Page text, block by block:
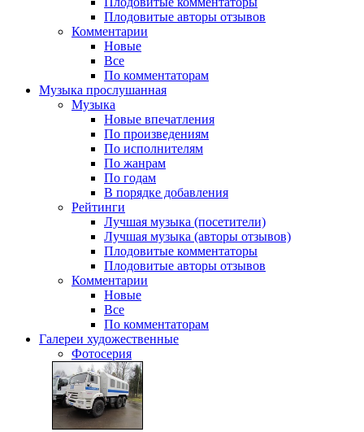
Плодовитые авторы отзывов
Комментарии
Новые
Все
По комментаторам
Музыка прослушанная
Музыка
Новые впечатления
По произведениям
По исполнителям
По жанрам
По годам
В порядке добавления
Рейтинги
Лучшая музыка (посетители)
Лучшая музыка (авторы отзывов)
Плодовитые комментаторы
Плодовитые авторы отзывов
Комментарии
Новые
Все
По комментаторам
Галереи художественные
Фотосерия